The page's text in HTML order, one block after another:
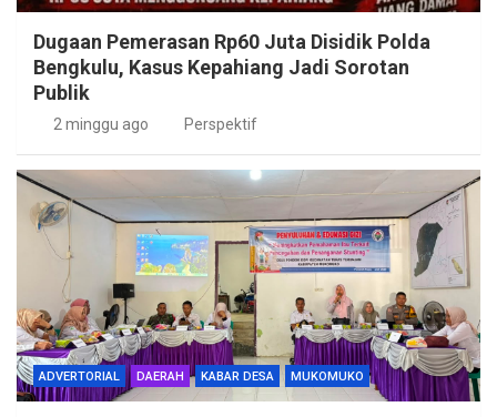
Dugaan Pemerasan Rp60 Juta Disidik Polda
Bengkulu, Kasus Kepahiang Jadi Sorotan
Publik
2 minggu ago Perspektif
ADVERTORIAL DAERAH KABAR DESA MUKOMUKO